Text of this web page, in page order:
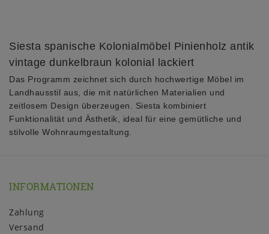
Siesta spanische Kolonialmöbel Pinienholz antik
vintage dunkelbraun kolonial lackiert
Das Programm zeichnet sich durch hochwertige Möbel im
Landhausstil aus, die mit natürlichen Materialien und
zeitlosem Design überzeugen. Siesta kombiniert
Funktionalität und Ästhetik, ideal für eine gemütliche und
stilvolle Wohnraumgestaltung.
INFORMATIONEN
Zahlung
Versand